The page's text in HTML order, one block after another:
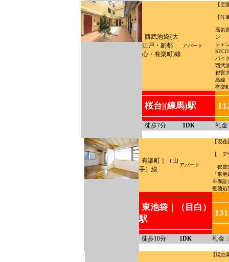
西武池袋|(大
江戸・副都
心・有楽町)線
アパート
【空
【
高気
ン
シャ
バイ
西武
都営
島線
有楽
桜台|(練馬)駅
徒歩7分 1DK 礼金
有楽町｜（山
手）線
アパート
【現
【 デ
都電
「東
※保証
抵菌処
東池袋｜（目白）
駅
徒歩10分 1DK 礼金
【現